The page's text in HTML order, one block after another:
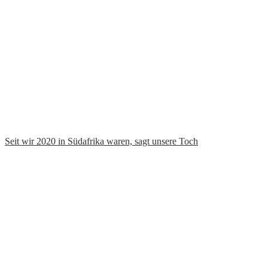
Seit wir 2020 in Südafrika waren, sagt unsere Toch